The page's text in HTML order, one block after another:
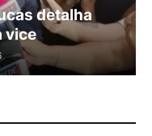
detalha
vice